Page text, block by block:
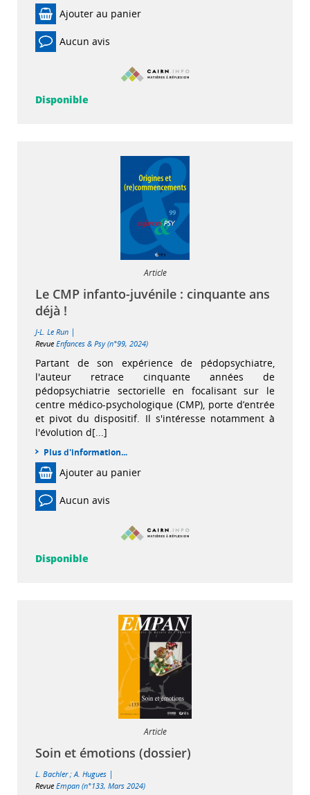
Ajouter au panier
Aucun avis
Disponible
Article
Le CMP infanto-juvénile : cinquante ans
déjà !
J-L. Le Run |
Revue Enfances & Psy (n°99, 2024)
Partant de son expérience de pédopsychiatre,
l'auteur retrace cinquante années de
pédopsychiatrie sectorielle en focalisant sur le
centre médico-psychologique (CMP), porte d’entrée
et pivot du dispositif. Il s'intéresse notamment à
l'évolution d[...]
Plus d'information...
Ajouter au panier
Aucun avis
Disponible
Article
Soin et émotions (dossier)
L. Bachler; A. Hugues |
Revue Empan (n°133, Mars 2024)